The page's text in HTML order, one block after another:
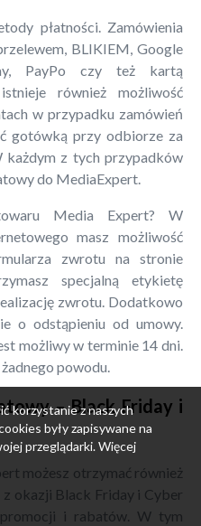
płatności. Zamówienia
BLIKIEM, Google
PayPo czy też kartą
również możliwość
w przypadku zamówień
gotówką przy odbiorze za
każdym z tych przypadków
do MediaExpert.
Media Expert? W
masz możliwość
zwrotu na stronie
specjalną etykietę
zwrotu. Dodatkowo
o odstąpieniu od umowy.
możliwy w terminie 14 dni.
powodu.
– Black Friday i
możesz otrzymać również
okazji Black Friday i Cyber
i rabatów. W tym
korzystanie z naszych
były zapisywane na
przeglądarki. Więcej